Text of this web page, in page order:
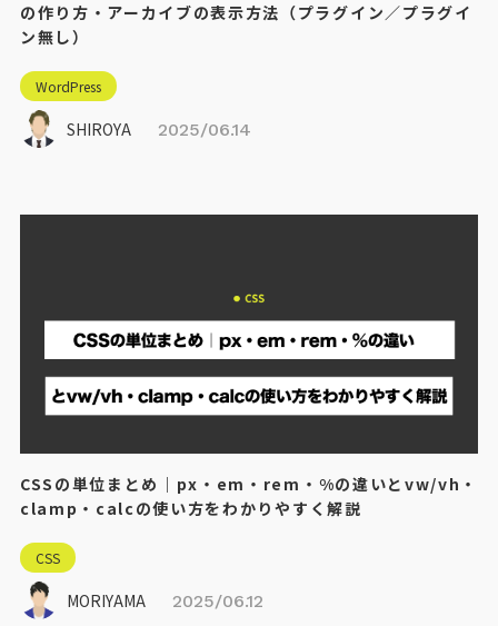
の作り方・アーカイブの表示方法（プラグイン／プラグイ
ン無し）
WordPress
SHIROYA 2025/06.14
CSSの単位まとめ｜px・em・rem・%の違いとvw/vh・
clamp・calcの使い方をわかりやすく解説
CSS
MORIYAMA 2025/06.12